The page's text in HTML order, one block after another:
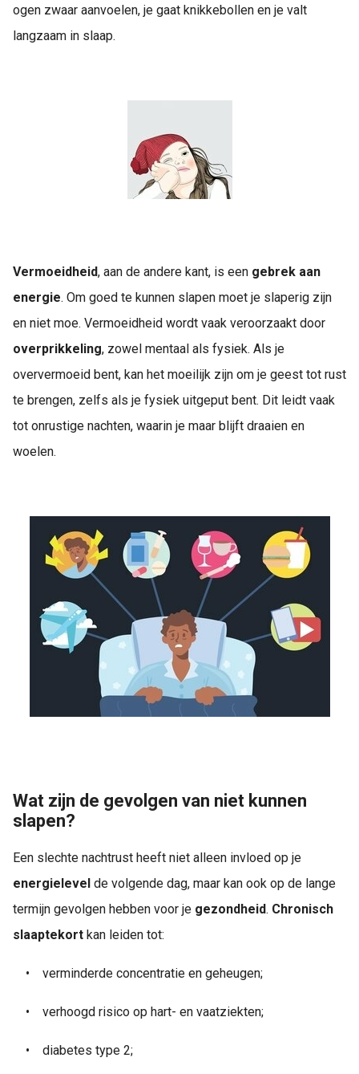
ogen zwaar aanvoelen, je gaat knikkebollen en je valt
langzaam in slaap.
Vermoeidheid, aan de andere kant, is een gebrek aan
energie. Om goed te kunnen slapen moet je slaperig zijn
en niet moe. Vermoeidheid wordt vaak veroorzaakt door
overprikkeling, zowel mentaal als fysiek. Als je
oververmoeid bent, kan het moeilijk zijn om je geest tot rust
te brengen, zelfs als je fysiek uitgeput bent. Dit leidt vaak
tot onrustige nachten, waarin je maar blijft draaien en
woelen.
Wat zijn de gevolgen van niet kunnen
slapen?
Een slechte nachtrust heeft niet alleen invloed op je
energielevel de volgende dag, maar kan ook op de lange
termijn gevolgen hebben voor je gezondheid. Chronisch
slaaptekort kan leiden tot:
• verminderde concentratie en geheugen;
• verhoogd risico op hart- en vaatziekten;
• diabetes type 2;